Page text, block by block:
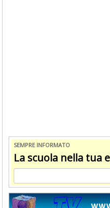
SEMPRE INFORMATO
La scuola nella tua